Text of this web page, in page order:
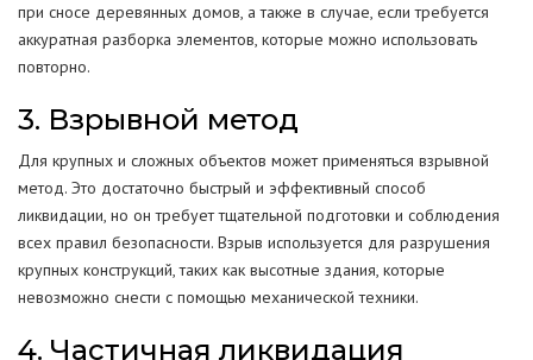
при сносе деревянных домов, а также в случае, если требуется
аккуратная разборка элементов, которые можно использовать
повторно.
3. Взрывной метод
Для крупных и сложных объектов может применяться взрывной
метод. Это достаточно быстрый и эффективный способ
ликвидации, но он требует тщательной подготовки и соблюдения
всех правил безопасности. Взрыв используется для разрушения
крупных конструкций, таких как высотные здания, которые
невозможно снести с помощью механической техники.
4. Частичная ликвидация